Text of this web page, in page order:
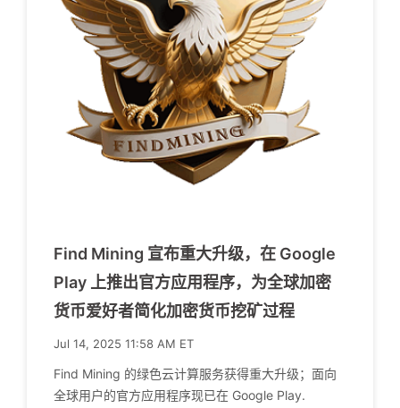
Find Mining 宣布重大升级，在 Google
Play 上推出官方应用程序，为全球加密
货币爱好者简化加密货币挖矿过程
Jul 14, 2025 11:58 AM ET
Find Mining 的绿色云计算服务获得重大升级；面向
全球用户的官方应用程序现已在 Google Play.